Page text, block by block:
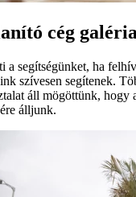
cég galéria
a segítségünket, ha
szívesen segítenek.
áll mögöttünk, hogy
álljunk.